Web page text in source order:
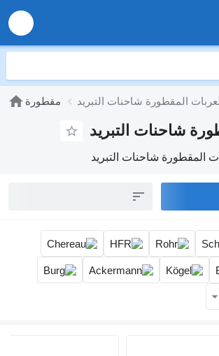
مقطورة المقطورة شاحنات التبريد
شاحنات التبريد
المقطورة شاحنات التبريد